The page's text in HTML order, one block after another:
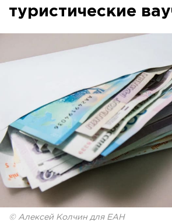
туристические
© Алексей Колчин для ЕАН